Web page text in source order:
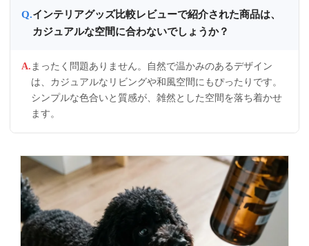
インテリアグッズ比較レビューで紹介された商品は、
カジュアルな空間に合わないでしょうか？
まったく問題ありません。自然で温かみのあるデザイン
は、カジュアルなリビングや和風空間にもぴったりです。
シンプルな色合いと質感が、雑然とした空間を落ち着かせ
ます。